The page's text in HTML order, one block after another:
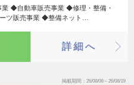
◆自動車販売事業 ◆修理・整備・
ツ販売事業 ◆整備ネット…
詳細へ
掲載期間 26/08/06～26/08/19